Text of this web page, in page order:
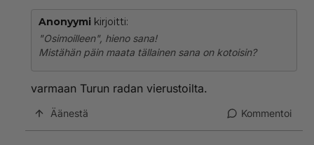
Anonyymi kirjoitti:
"Osimoilleen", hieno sana!
Mistähän päin maata tällainen sana on kotoisin?
varmaan Turun radan vierustoilta.
Äänestä Kommentoi